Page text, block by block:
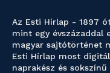
Az Esti Hírlap - 1897
mint egy évszázaddal
magyar sajtótörténet
Esti Hírlap most
naprakész és